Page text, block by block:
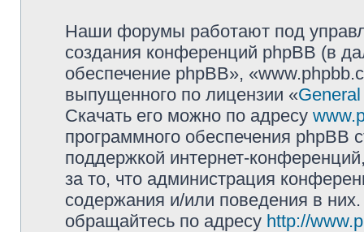
Наши форумы работают под
создания конференций phpBB (в
обеспечение phpBB»,
выпущенного по лицензии «
Скачать его можно по адресу
программного обеспечения phpBB
поддержкой интернет-
за то, что администрация
содержания и/или поведения в
обращайтесь по адресу http://